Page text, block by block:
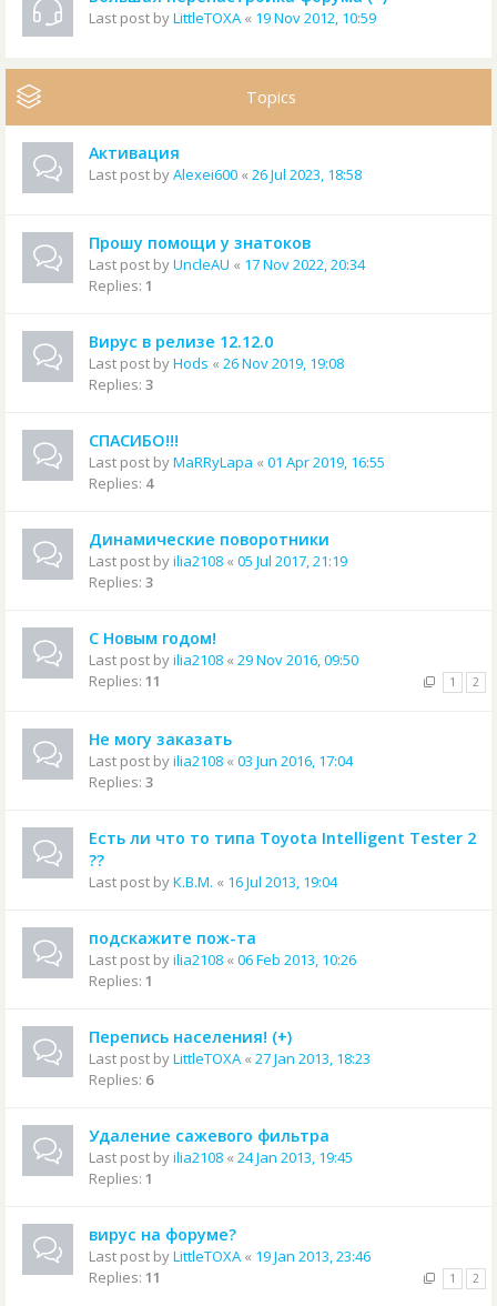
Last post byLittleTOXA « 19 Nov 2012, 10:59
Topics
Активация
Last post byAlexei600 « 26 Jul 2023, 18:58
Прошу помощи у знатоков
Last post byUncleAU « 17 Nov 2022, 20:34
Replies: 1
Вирус в релизе 12.12.0
Last post byHods « 26 Nov 2019, 19:08
Replies: 3
СПАСИБО!!!
Last post byMaRRyLapa « 01 Apr 2019, 16:55
Replies: 4
Динамические поворотники
Last post byilia2108 « 05 Jul 2017, 21:19
Replies: 3
С Новым годом!
Last post byilia2108 « 29 Nov 2016, 09:50
Replies: 11 1 2
Не могу заказать
Last post byilia2108 « 03 Jun 2016, 17:04
Replies: 3
Есть ли что то типа Toyota Intelligent Tester 2
??
Last post byК.В.М. « 16 Jul 2013, 19:04
подскажите пож-та
Last post byilia2108 « 06 Feb 2013, 10:26
Replies: 1
Перепись населения! (+)
Last post byLittleTOXA « 27 Jan 2013, 18:23
Replies: 6
Удаление сажевого фильтра
Last post byilia2108 « 24 Jan 2013, 19:45
Replies: 1
вирус на форуме?
Last post byLittleTOXA « 19 Jan 2013, 23:46
Replies: 11 1 2